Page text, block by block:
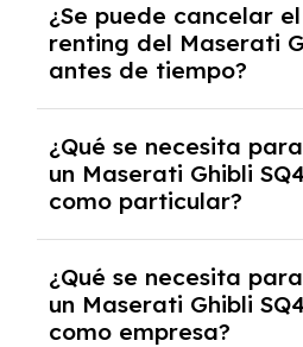
tendrás que pagar ningún
salvo en casos que lo
debido al resultado del
económica.
¿Se puede cancelar
renting del Maserati
antes de tiempo?
pero puede haber
cancelación anticipada.
las condiciones del
experto que te asesore.
¿Qué se necesita
un Maserati Ghibli
como particular?
y, en algunos casos, una
crediticia y un pago inicial.
¿Qué se necesita
un Maserati Ghibli
como empresa?